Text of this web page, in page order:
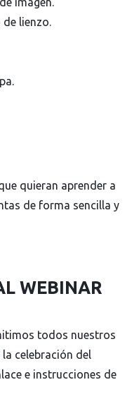
lienzo.
quieran aprender a
de forma sencilla y
WEBINAR
todos nuestros
la celebración del
e instrucciones de